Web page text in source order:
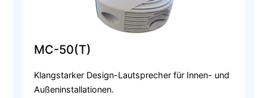
MC-50(T)
Klangstarker Design-Lautsprecher für Innen- und
Außeninstallationen.